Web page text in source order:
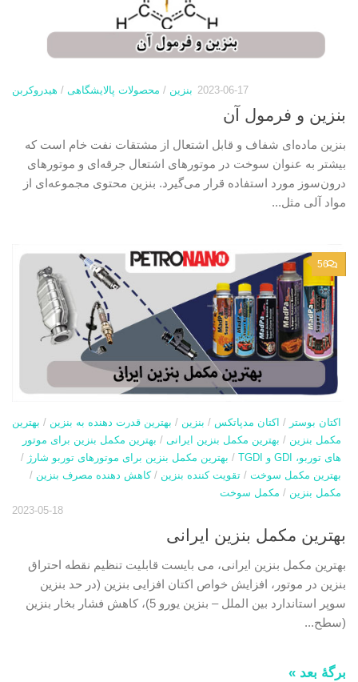
بنزین / محصولات پالایشگاهی / هیدروکربن 2023-06-17
بنزین و فرمول آن
بنزین ماده‌ای شفاف و قابل اشتعال از مشتقات نفت‌ خام است که
بیشتر به عنوان سوخت در موتورهای اشتعال جرقه‌ای و موتورهای
درون‌سوز مورد استفاده قرار می‌گیرد. بنزین محتوی مجموعه‌ای از
مواد آلی مثل...
56
اکتان بوستر / اکتان مدپاتکس / بنزین / بهترین قدرت دهنده به بنزین / بهترین
مکمل بنزین / بهترین مکمل بنزین ایرانی / بهترین مکمل بنزین برای موتور
های توربو، GDI و TGDI
/ بهترین مکمل بنزین برای موتورهای توربو شارژ /
بهترین مکمل سوخت / تقویت کننده بنزین /کاهش دهنده مصرف بنزین /
مکمل بنزین / مکمل سوخت
2023-05-18
بهترین مکمل بنزین ایرانی
بهترین مکمل بنزین ایرانی، می بایست قابلیت تنظیم نقطه احتراق
بنزین در موتور، افزایش خواص اکتان افزایی بنزین (در حد بنزین
سوپر استاندارد بین الملل – بنزین یورو 5)، کاهش فشار بخار بنزین
(سطح...
برگهٔ بعد »